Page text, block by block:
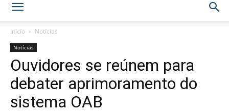
Início Notícias
Notícias
Ouvidores se reúnem para
debater aprimoramento do
sistema OAB